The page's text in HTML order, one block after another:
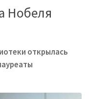
Нобеля
открылась